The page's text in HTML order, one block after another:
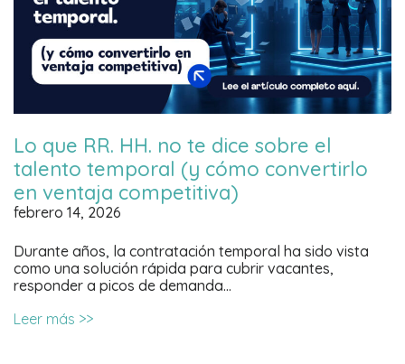
Lo que RR. HH. no te dice sobre el
talento temporal (y cómo convertirlo
en ventaja competitiva)
febrero 14, 2026
Durante años, la contratación temporal ha sido vista
como una solución rápida para cubrir vacantes,
responder a picos de demanda…
Leer más >>